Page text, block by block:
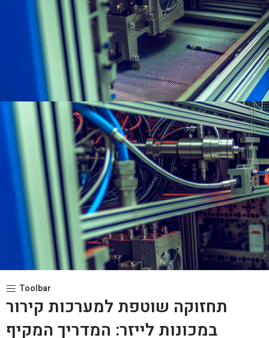
Toolbar
תחזוקה שוטפת למערכות קירור
במכונות לייזר: המדריך המקיף